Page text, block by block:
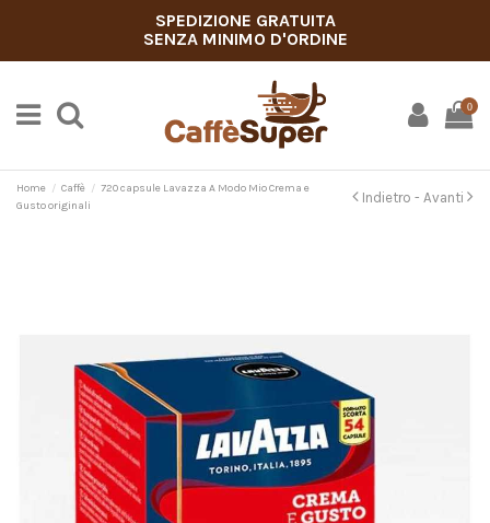
SPEDIZIONE GRATUITA
SENZA MINIMO D'ORDINE
0
Home Caffè
720 capsule Lavazza A Modo Mio Crema e
Gusto originali
Indietro - Avanti